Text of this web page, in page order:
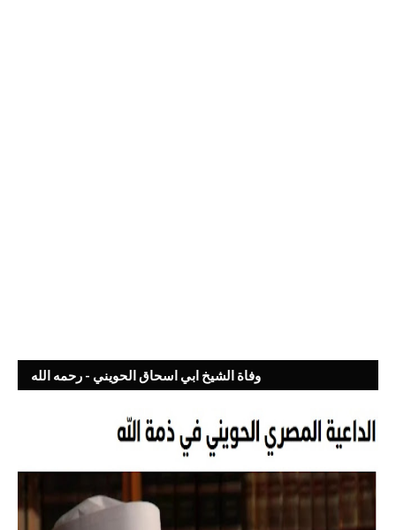
وفاة الشيخ ابي اسحاق الحويني - رحمه الله